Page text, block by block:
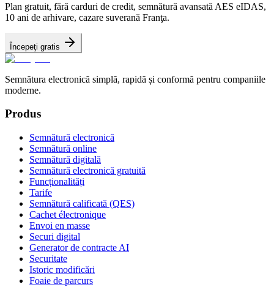
Plan gratuit, fără carduri de credit, semnătură avansată AES eIDAS,
10 ani de arhivare, cazare suverană Franţa.
Începeţi gratis
Semnătura electronică simplă, rapidă și conformă pentru companiile
moderne.
Produs
Semnătură electronică
Semnătură online
Semnătură digitală
Semnătură electronică gratuită
Funcționalități
Tarife
Semnătură calificată (QES)
Cachet électronique
Envoi en masse
Securi digital
Generator de contracte AI
Securitate
Istoric modificări
Foaie de parcurs